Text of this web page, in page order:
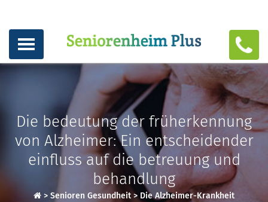
Die bedeutung der früherkennung
von Alzheimer: Ein entscheidender
einfluss auf die betreuung und
behandlung
> Senioren Gesundheit> Die Alzheimer-Krankheit